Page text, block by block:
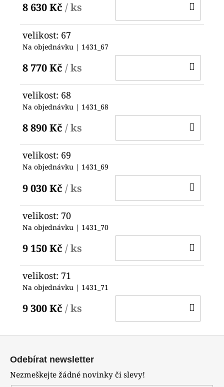
8 630 Kč / ks
velikost: 67
Na objednávku | 1431_67
8 770 Kč / ks
velikost: 68
Na objednávku | 1431_68
8 890 Kč / ks
velikost: 69
Na objednávku | 1431_69
9 030 Kč / ks
velikost: 70
Na objednávku | 1431_70
9 150 Kč / ks
velikost: 71
Na objednávku | 1431_71
9 300 Kč / ks
Odebírat newsletter
Nezmeškejte žádné novinky či slevy!